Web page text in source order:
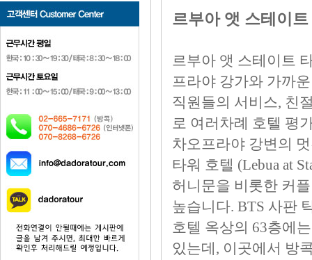
르부아 앳 스테이
르부아 앳 스테이트
프라야 강가와 가까
직원들의 서비스, 친
로 여러차례 호텔 평
차오프라야 강변의
타워 호텔 (Lebua at
허니문을 비롯한 커
높습니다. BTS 사판
호텔 옥상의 63층에
있는데, 이곳에서 방